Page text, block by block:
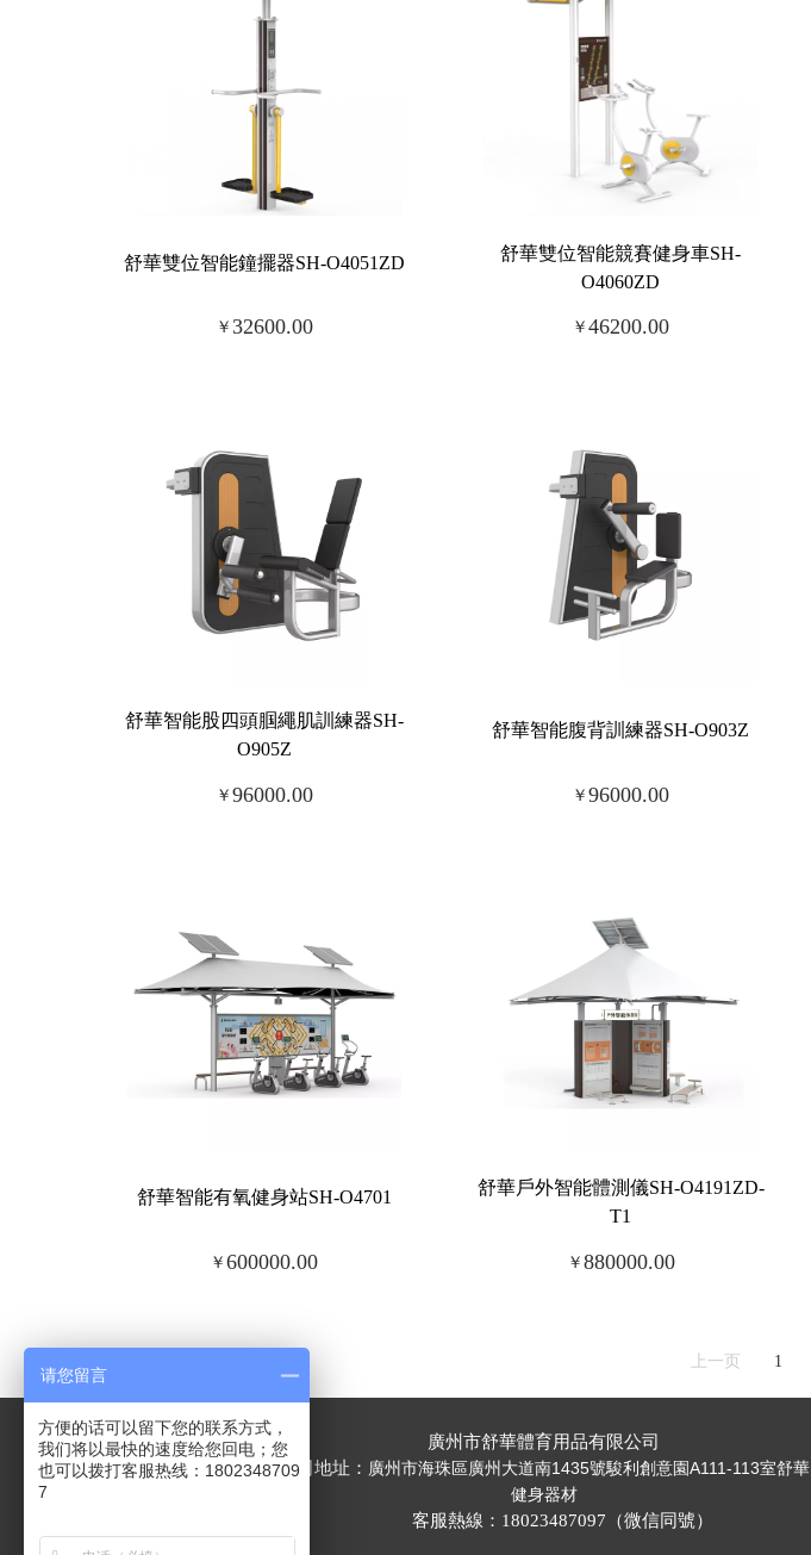
舒華雙位智能鐘擺器SH-O4051ZD
￥ 32600.00
舒華雙位智能競賽健身車SH-
O4060ZD
￥46200.00
舒華智能股四頭腘繩肌訓練器SH-
O905Z
￥ 96000.00
舒華智能腹背訓練器SH-O903Z
￥96000.00
舒華智能有氧健身站SH-O4701
￥600000.00
舒華戶外智能體測儀SH-O4191ZD-
T1
￥ 880000.00
上一页 1
廣州市舒華體育用品有限公司
公司地址： 廣州市海珠區廣州大道南1435號駿利創意園A111-113室舒華
健身器材
	客服熱線：18023487097（微信同號）
请您留言
方便的话可以留下您的联系方式，
我们将以最快的速度给您回电；您
也可以拨打客服热线：1802348709
7